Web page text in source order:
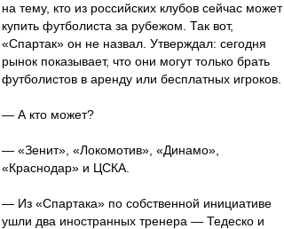
на тему, кто из российских клубов сейчас может
купить футболиста за рубежом. Так вот,
«Спартак» он не назвал. Утверждал: сегодня
рынок показывает, что они могут только брать
футболистов в аренду или бесплатных игроков.
— А кто может?
— «Зенит», «Локомотив», «Динамо»,
«Краснодар» и ЦСКА.
— Из «Спартака» по собственной инициативе
ушли два иностранных тренера — Тедеско и